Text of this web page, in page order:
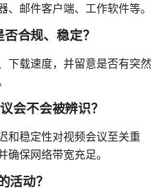
、邮件客户端、工作软件等。
合规、稳定？
下载速度，并留意是否有突然
会不会被辨识？
和稳定性对视频会议至关重
保网络带宽充足。
活动？